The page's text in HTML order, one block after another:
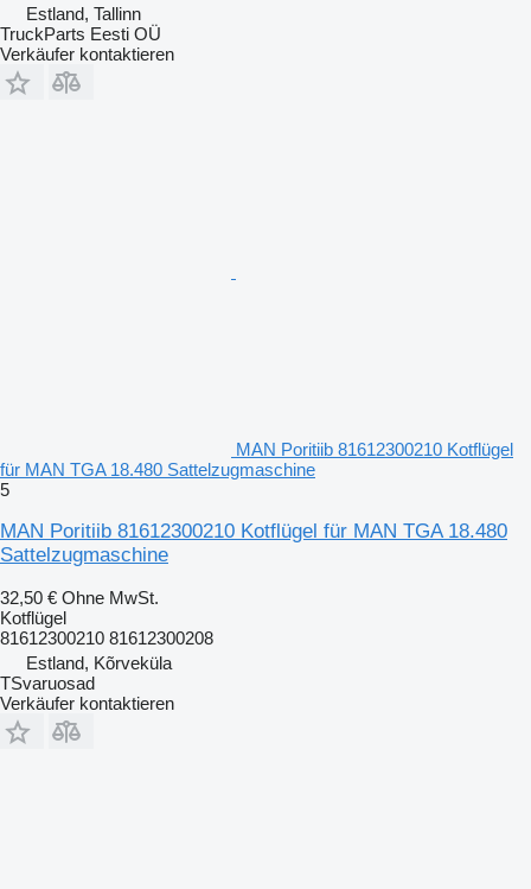
Estland, Tallinn
TruckParts Eesti OÜ
Verkäufer kontaktieren
MAN Poritiib 81612300210 Kotflügel
für MAN TGA 18.480 Sattelzugmaschine
5
MAN Poritiib 81612300210 Kotflügel für MAN TGA 18.480
Sattelzugmaschine
32,50 € Ohne MwSt.
Kotflügel
81612300210 81612300208
Estland, Kõrveküla
TSvaruosad
Verkäufer kontaktieren